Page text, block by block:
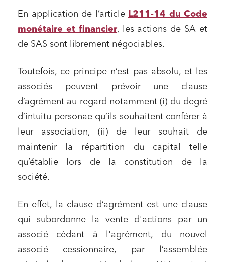
En application de l’article L211-14 du Code
monétaire et financier, les actions de SA et
de SAS sont librement négociables.
Toutefois, ce principe n’est pas absolu, et les
associés peuvent prévoir une clause
d’agrément au regard notamment (i) du degré
d’intuitu personae qu’ils souhaitent conférer à
leur association, (ii) de leur souhait de
maintenir la répartition du capital telle
qu’établie lors de la constitution de la
société.
En effet, la clause d’agrément est une clause
qui subordonne la vente d'actions par un
associé cédant à l'agrément, du nouvel
associé cessionnaire, par l’assemblée